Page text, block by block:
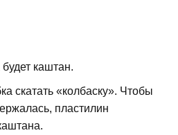
каштан.
скатать «колбаску». Чтобы
пластилин